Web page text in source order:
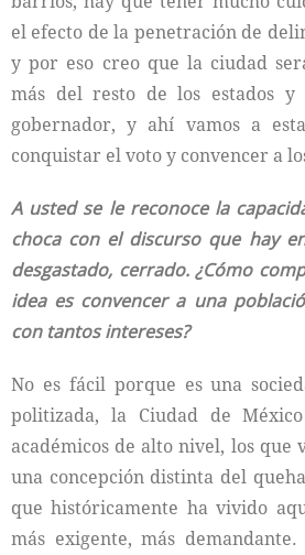
el efecto de la penetración de
y por eso creo que la ciudad
más del resto de los estados
gobernador, y ahí vamos a
conquistar el voto y convencer a
A usted se le reconoce la
choca con el discurso que hay
desgastado, cerrado. ¿Cómo
idea es convencer a una
con tantos intereses?
No es fácil porque es una
politizada, la Ciudad de
académicos de alto nivel, los que
una concepción distinta del
que históricamente ha vivido
más exigente, más demandante.